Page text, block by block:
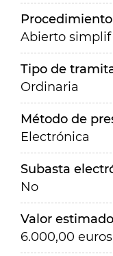
Abierto
Tipo de
Ordinaria
Método de
Electrónica
Subasta
No
Valor
6.000,00 euros